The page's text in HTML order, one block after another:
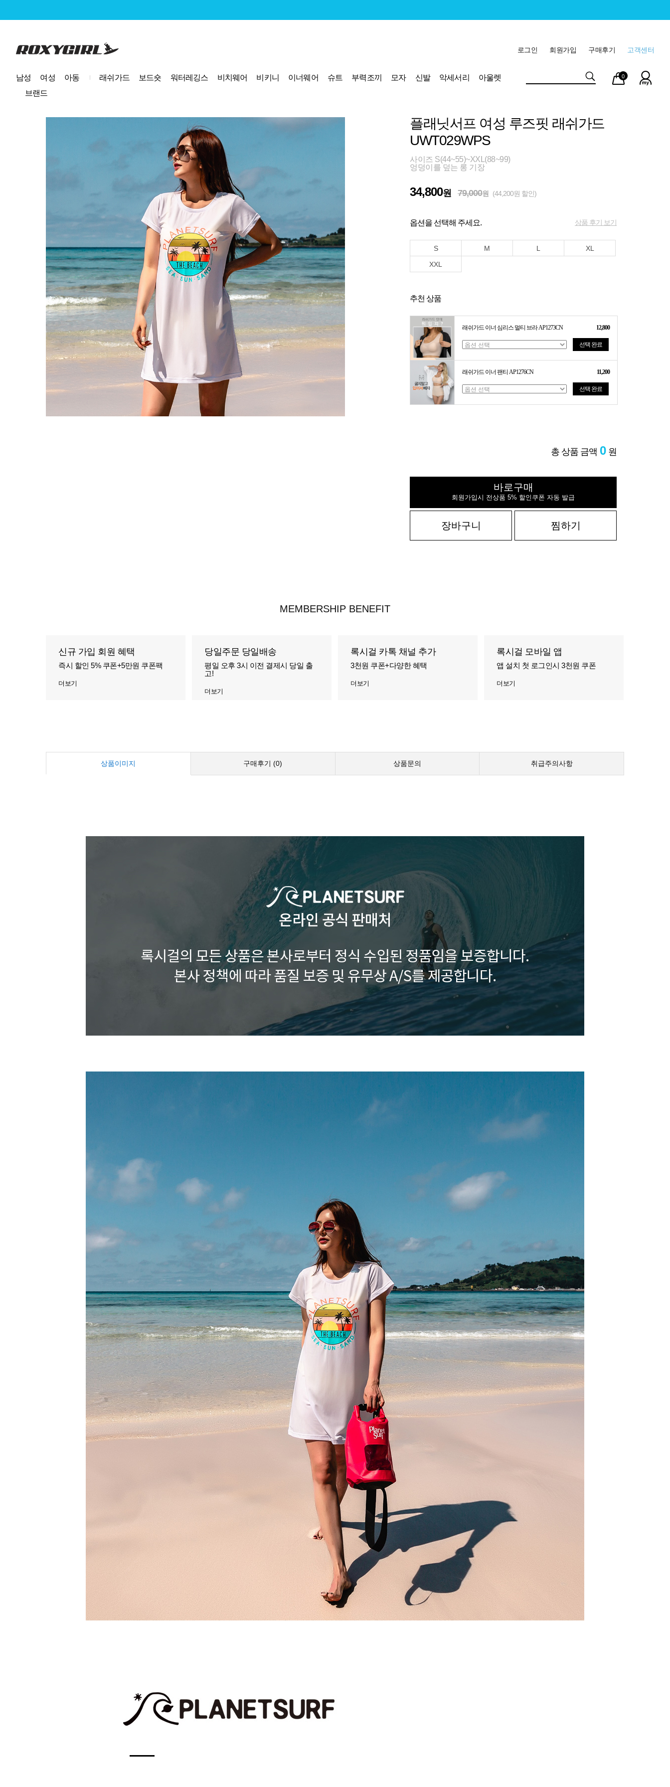
로고 고객센터
구매후기
회원가입
로그인
남성 여성 아동 래쉬가드 보드숏 워터레깅스 비치웨어 비키니 이너웨어 슈트 부력조끼 모자 신발 악세서리
아울렛
브랜드
마이
페이
장바
구니
0
플래닛서프 여성 루즈핏 래쉬가드
UWT029WPS
사이즈 S(44~55)~XXL(88~99)
엉덩이를 덮는 롱 기장
34,800원 79,000원 (44,200원 할인)
옵션을 선택해 주세요. 상품 후기 보기
S M L
XL
XXL
추천 상품
래쉬가드 이너 심리스 멀티 브라 AP1273CN 12,800
선택 완료
래쉬가드 이너 팬티 AP1276CN 11,200
선택 완료
총 상품 금액 0 원
바로구매
회원가입시 전상품 5% 할인쿠폰 자동 발급
장바구니 찜하기
MEMBERSHIP BENEFIT
신규 가입 회원 혜택
즉시 할인 5% 쿠폰+5만원 쿠폰팩
더보기
당일주문 당일배송
평일 오후 3시 이전 결제시 당일 출
고!
더보기
록시걸 카톡 채널 추가
3천원 쿠폰+다양한 혜택
더보기
록시걸 모바일 앱
앱 설치 첫 로그인시 3천원 쿠폰
더보기
상품이미지 구매후기 (0) 상품문의 취급주의사항